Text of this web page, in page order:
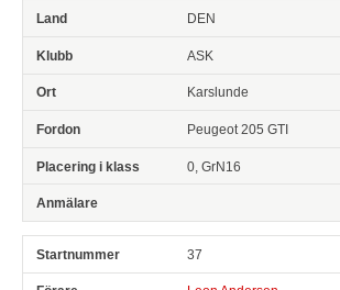
DEN
ASK
Karslunde
Peugeot 205 GTI
0, GrN16
37